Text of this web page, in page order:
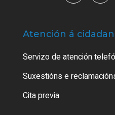
Atención á
Servizo de atención
Suxestións e
Cita previa